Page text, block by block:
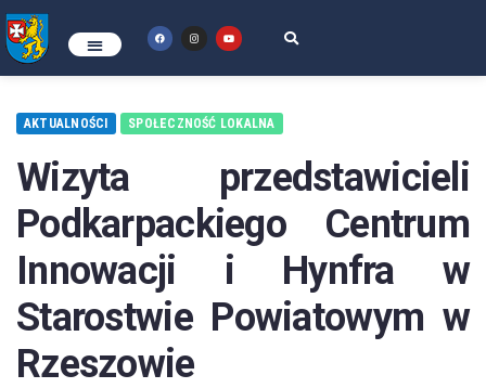
AKTUALNOŚCI SPOŁECZNOŚĆ LOKALNA
Wizyta przedstawicieli
Podkarpackiego Centrum
Innowacji i Hynfra w
Starostwie Powiatowym w
Rzeszowie